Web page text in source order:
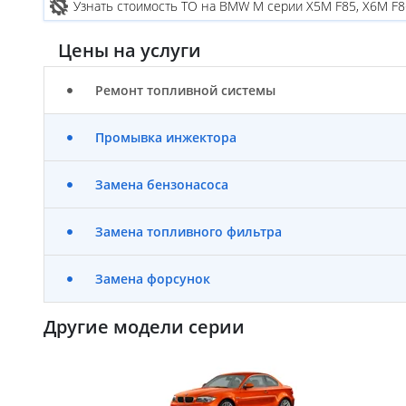
Узнать стоимость ТО на BMW M серии X5M F85, X6M
Цены на услуги
Ремонт топливной системы
Промывка инжектора
Замена бензонасоса
Замена топливного фильтра
Замена форсунок
Другие модели серии